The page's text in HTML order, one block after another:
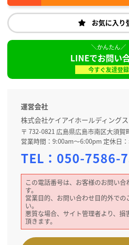
お気に入り
LINEでお問い
今すぐ友達登録
運営会社
株式会社ケイアイホールディングス
〒 732-0821 広島県広島市南区大須賀
営業時間：9:00am～6:00pm 定休日
TEL： 050-7586-
この電話番号は、お客様のお問い
す。
営業目的、お問い合わせ目的外での
い。
悪質な場合、サイト管理者より、損
頂きます。